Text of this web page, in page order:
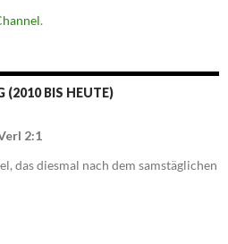
.
(2010 BIS HEUTE)
2:1
das diesmal nach dem samstäglichen